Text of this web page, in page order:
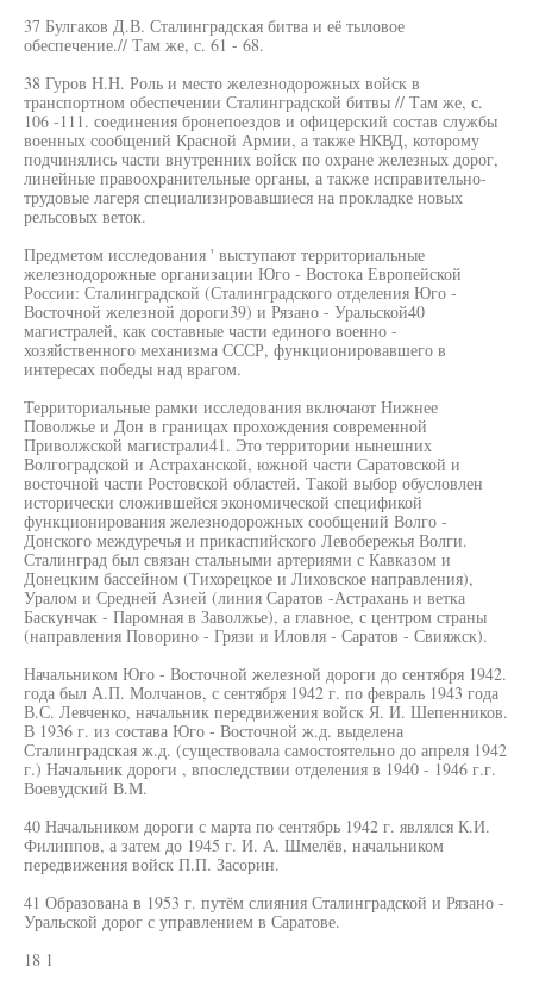
37 Булгаков Д.В. Сталинградская битва и её тыловое
обеспечение.// Там же, с. 61 - 68.
38 Гуров H.H. Роль и место железнодорожных войск в
транспортном обеспечении Сталинградской битвы // Там же, с.
106 -111. соединения бронепоездов и офицерский состав службы
военных сообщений Красной Армии, а также НКВД, которому
подчинялись части внутренних войск по охране железных дорог,
линейные правоохранительные органы, а также исправительно-
трудовые лагеря специализировавшиеся на прокладке новых
рельсовых веток.
Предметом исследования ' выступают территориальные
железнодорожные организации Юго - Востока Европейской
России: Сталинградской (Сталинградского отделения Юго -
Восточной железной дороги39) и Рязано - Уральской40
магистралей, как составные части единого военно -
хозяйственного механизма СССР, функционировавшего в
интересах победы над врагом.
Территориальные рамки исследования включают Нижнее
Поволжье и Дон в границах прохождения современной
Приволжской магистрали41. Это территории нынешних
Волгоградской и Астраханской, южной части Саратовской и
восточной части Ростовской областей. Такой выбор обусловлен
исторически сложившейся экономической спецификой
функционирования железнодорожных сообщений Волго -
Донского междуречья и прикаспийского Левобережья Волги.
Сталинград был связан стальными артериями с Кавказом и
Донецким бассейном (Тихорецкое и Лиховское направления),
Уралом и Средней Азией (линия Саратов -Астрахань и ветка
Баскунчак - Паромная в Заволжье), а главное, с центром страны
(направления Поворино - Грязи и Иловля - Саратов - Свияжск).
Начальником Юго - Восточной железной дороги до сентября 1942.
года был А.П. Молчанов, с сентября 1942 г. по февраль 1943 года
В.С. Левченко, начальник передвижения войск Я. И. Шепенников.
В 1936 г. из состава Юго - Восточной ж.д. выделена
Сталинградская ж.д. (существовала самостоятельно до апреля 1942
г.) Начальник дороги , впоследствии отделения в 1940 - 1946 г.г.
Воевудский В.М.
40 Начальником дороги с марта по сентябрь 1942 г. являлся К.И.
Филиппов, а затем до 1945 г. И. А. Шмелёв, начальником
передвижения войск П.П. Засорин.
41 Образована в 1953 г. путём слияния Сталинградской и Рязано -
Уральской дорог с управлением в Саратове.
18 1